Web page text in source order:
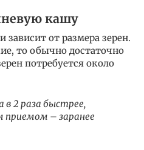
кашу
зависит от размера зерен.
то обычно достаточно
потребуется около
2 раза быстрее,
приемом – заранее